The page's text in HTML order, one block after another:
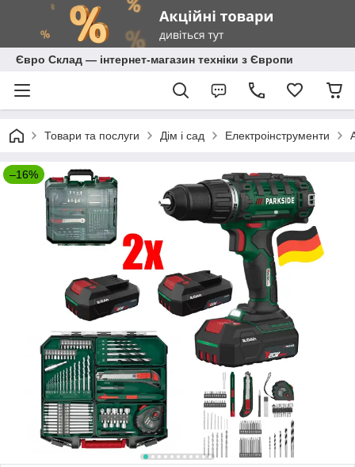
Євро Склад — інтернет-магазин техніки з Європи
Товари та послуги Дім і сад Електроінструменти
–16%